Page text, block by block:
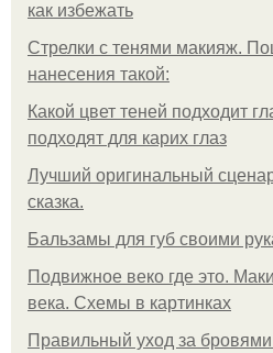
как избежать
Стрелки с тенями макияж.
нанесения такой:
Какой цвет теней подходит
подходят для карих глаз
Лучший оригинальный
сказка.
Бальзамы для губ своими
Подвижное веко где это.
века. Схемы в картинках
Правильный уход за